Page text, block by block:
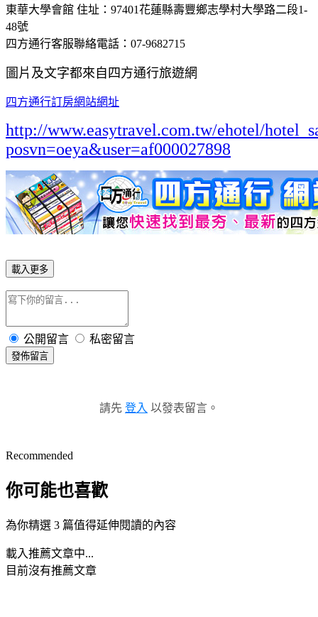
東華大學會館 住址：97401花蓮縣壽豐鄉志學村大學路二段1-
48號
四方通行客服聯絡電話：07-9682715
圖片及文字都來自四方通行旅遊網
四方通行訂房網站網址
http://www.easytravel.com.tw/ehotel/
posvn=oeya&user=af000027898
載入更多
公開留言 私密留言
發佈留言
請先 登入 以發表留言。
Recommended
你可能也喜歡
為你精選 3 篇值得延伸閱讀的內容
載入推薦文章中...
目前沒有推薦文章